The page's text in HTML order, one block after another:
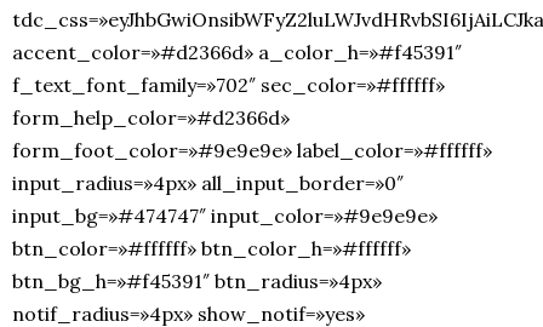
accent_color=»#d2366d» a_color_h=»#f45391″
f_text_font_family=»702″ sec_color=»#ffffff»
form_help_color=»#d2366d»
form_foot_color=»#9e9e9e» label_color=»#ffffff»
input_radius=»4px» all_input_border=»0″
input_bg=»#474747″ input_color=»#9e9e9e»
btn_color=»#ffffff» btn_color_h=»#ffffff»
btn_bg_h=»#f45391″ btn_radius=»4px»
notif_radius=»4px» show_notif=»yes»